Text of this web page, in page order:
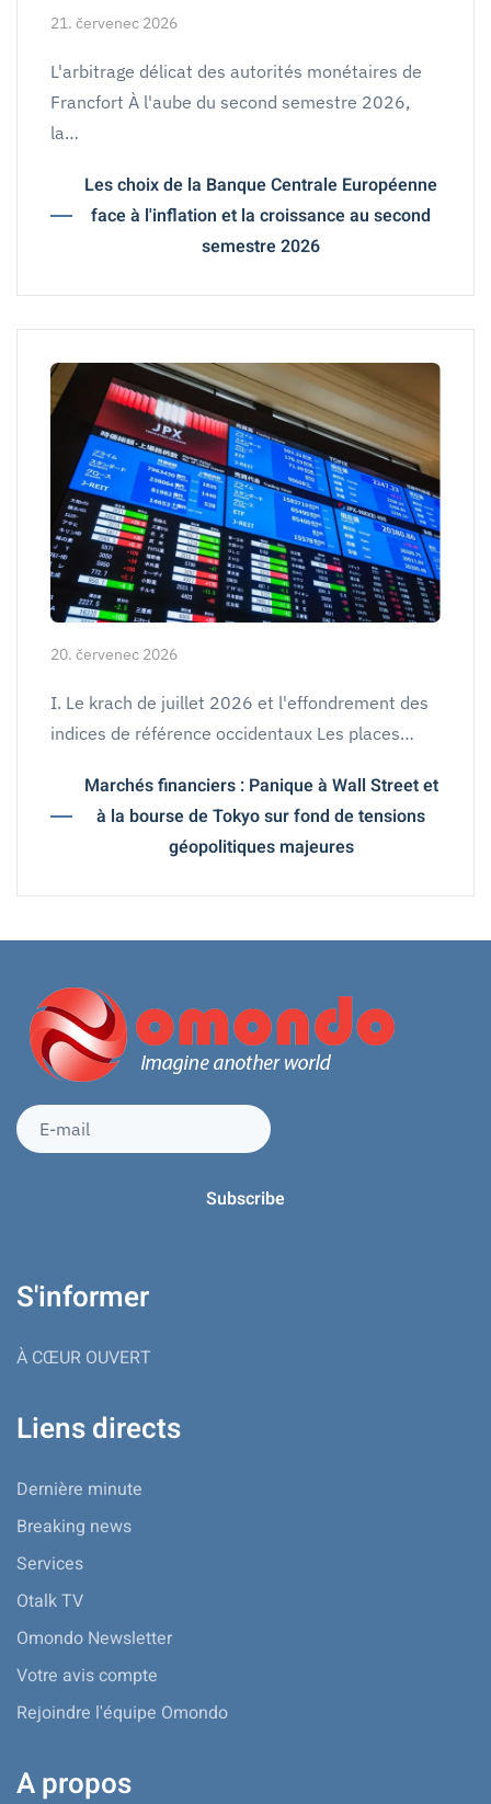
21. červenec 2026
L'arbitrage délicat des autorités monétaires de
Francfort À l'aube du second semestre 2026,
la…
Les choix de la Banque Centrale Européenne
face à l'inflation et la croissance au second
semestre 2026
20. červenec 2026
I. Le krach de juillet 2026 et l'effondrement des
indices de référence occidentaux Les places…
Marchés financiers : Panique à Wall Street et
à la bourse de Tokyo sur fond de tensions
géopolitiques majeures
S'informer
À CŒUR OUVERT
Liens directs
Dernière minute
Breaking news
Services
Otalk TV
Omondo Newsletter
Votre avis compte
Rejoindre l'équipe Omondo
A propos